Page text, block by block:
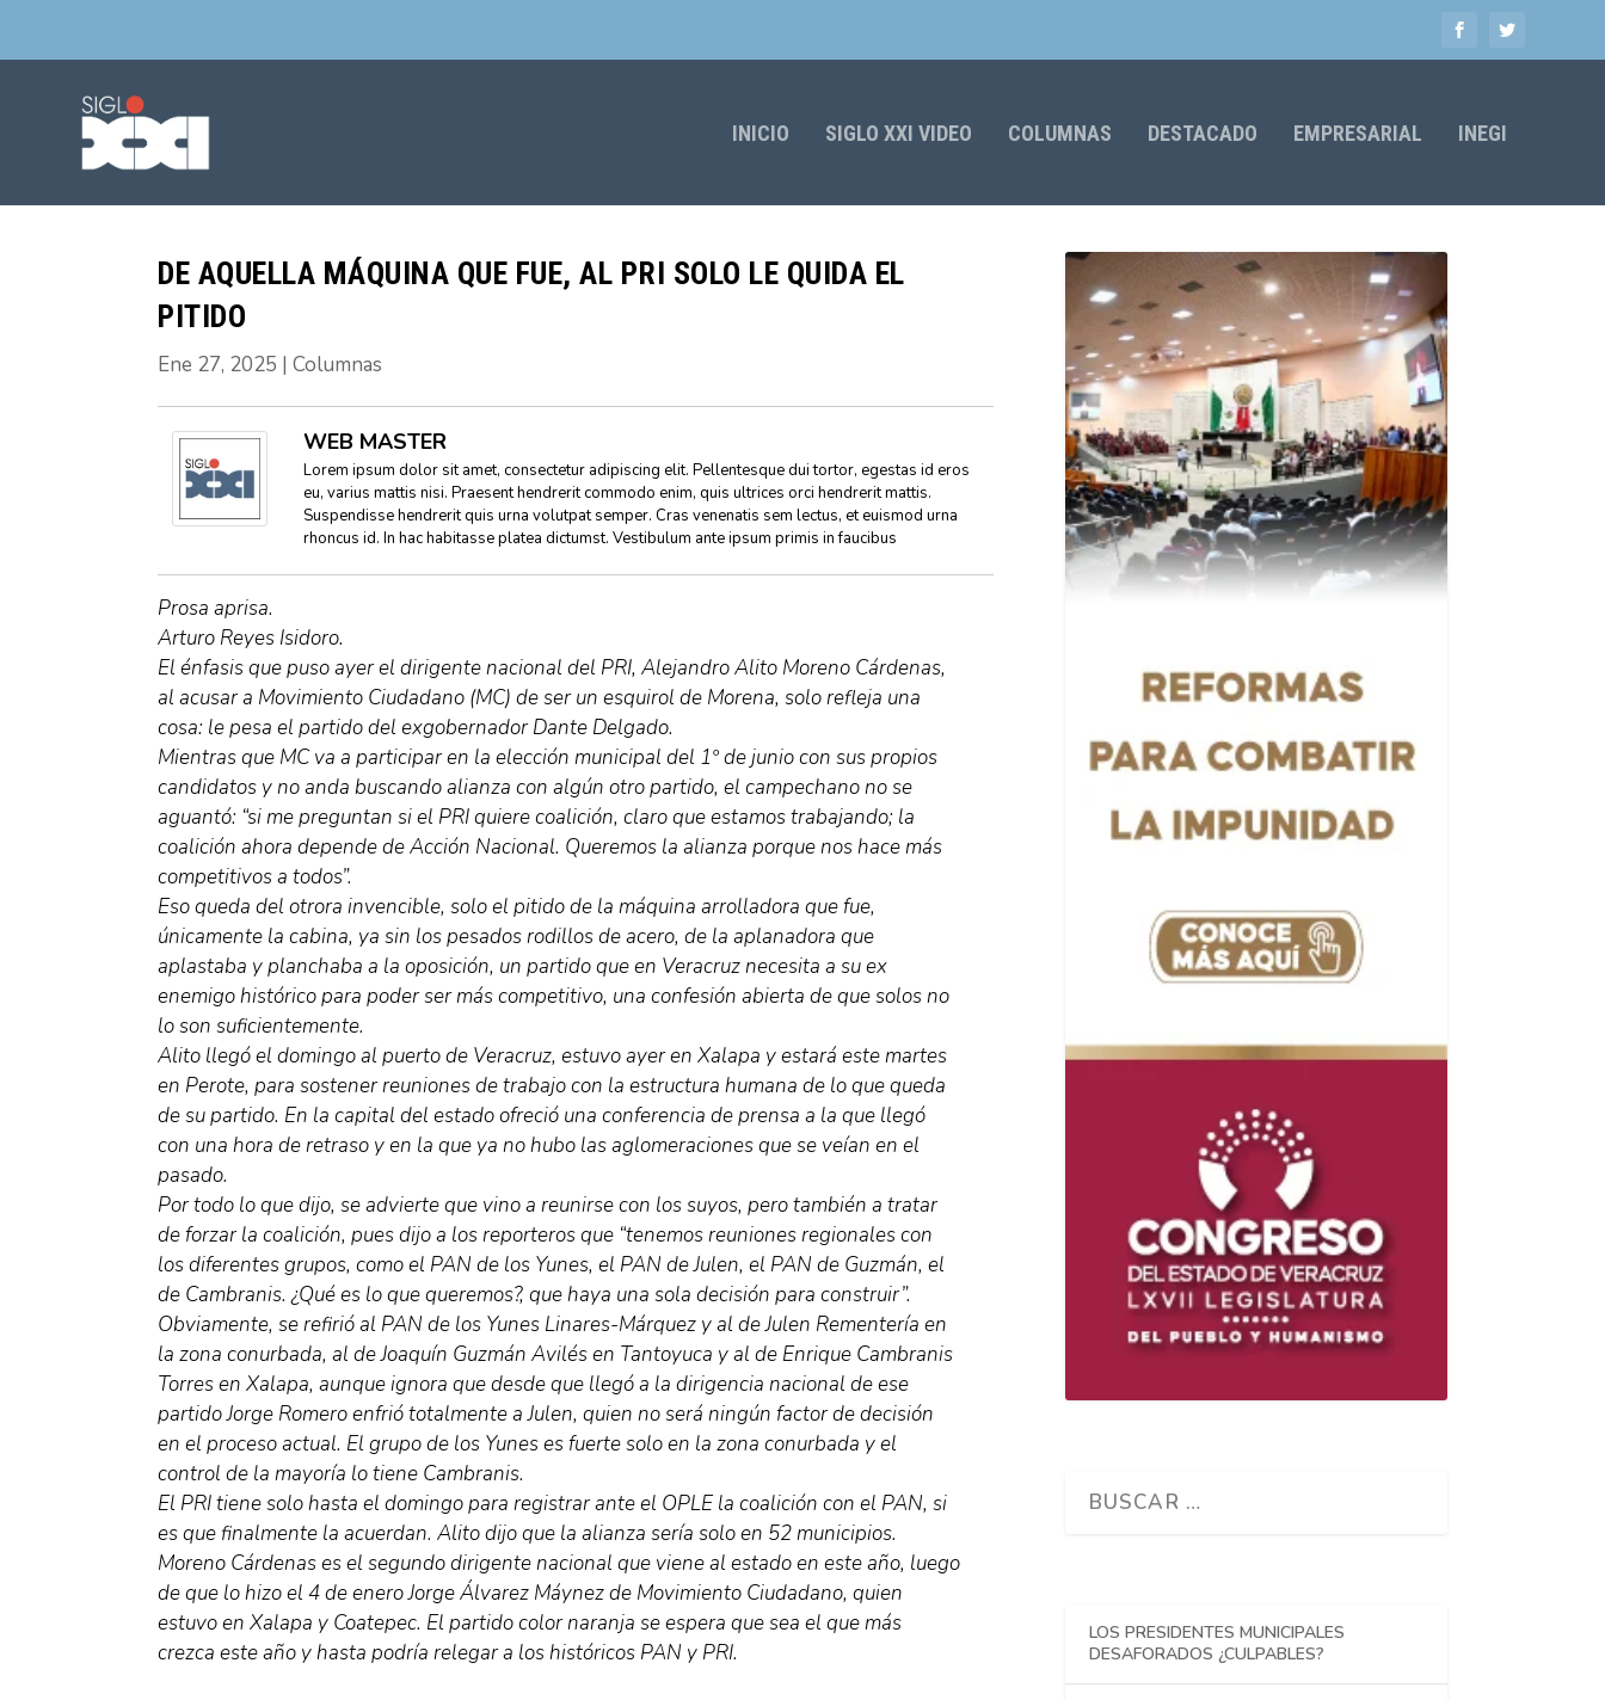
INICIO SIGLO XXI VIDEO COLUMNAS DESTACADO EMPRESARIAL INEGI
DE AQUELLA MÁQUINA QUE FUE, AL PRI SOLO LE QUIDA EL
PITIDO
Ene 27, 2025 | Columnas
WEB MASTER
Lorem ipsum dolor sit amet, consectetur adipiscing elit. Pellentesque dui tortor, egestas id eros
eu, varius mattis nisi. Praesent hendrerit commodo enim, quis ultrices orci hendrerit mattis.
Suspendisse hendrerit quis urna volutpat semper. Cras venenatis sem lectus, et euismod urna
rhoncus id. In hac habitasse platea dictumst. Vestibulum ante ipsum primis in faucibus
Prosa aprisa.
Arturo Reyes Isidoro.
El énfasis que puso ayer el dirigente nacional del PRI, Alejandro Alito Moreno Cárdenas,
al acusar a Movimiento Ciudadano (MC) de ser un esquirol de Morena, solo refleja una
cosa: le pesa el partido del exgobernador Dante Delgado.
Mientras que MC va a participar en la elección municipal del 1º de junio con sus propios
candidatos y no anda buscando alianza con algún otro partido, el campechano no se
aguantó: “si me preguntan si el PRI quiere coalición, claro que estamos trabajando; la
coalición ahora depende de Acción Nacional. Queremos la alianza porque nos hace más
competitivos a todos”.
Eso queda del otrora invencible, solo el pitido de la máquina arrolladora que fue,
únicamente la cabina, ya sin los pesados rodillos de acero, de la aplanadora que
aplastaba y planchaba a la oposición, un partido que en Veracruz necesita a su ex
enemigo histórico para poder ser más competitivo, una confesión abierta de que solos no
lo son suficientemente.
Alito llegó el domingo al puerto de Veracruz, estuvo ayer en Xalapa y estará este martes
en Perote, para sostener reuniones de trabajo con la estructura humana de lo que queda
de su partido. En la capital del estado ofreció una conferencia de prensa a la que llegó
con una hora de retraso y en la que ya no hubo las aglomeraciones que se veían en el
pasado.
Por todo lo que dijo, se advierte que vino a reunirse con los suyos, pero también a tratar
de forzar la coalición, pues dijo a los reporteros que “tenemos reuniones regionales con
los diferentes grupos, como el PAN de los Yunes, el PAN de Julen, el PAN de Guzmán, el
de Cambranis. ¿Qué es lo que queremos?, que haya una sola decisión para construir”.
Obviamente, se refirió al PAN de los Yunes Linares-Márquez y al de Julen Rementería en
la zona conurbada, al de Joaquín Guzmán Avilés en Tantoyuca y al de Enrique Cambranis
Torres en Xalapa, aunque ignora que desde que llegó a la dirigencia nacional de ese
partido Jorge Romero enfrió totalmente a Julen, quien no será ningún factor de decisión
en el proceso actual. El grupo de los Yunes es fuerte solo en la zona conurbada y el
control de la mayoría lo tiene Cambranis.
El PRI tiene solo hasta el domingo para registrar ante el OPLE la coalición con el PAN, si
es que finalmente la acuerdan. Alito dijo que la alianza sería solo en 52 municipios.
Moreno Cárdenas es el segundo dirigente nacional que viene al estado en este año, luego
de que lo hizo el 4 de enero Jorge Álvarez Máynez de Movimiento Ciudadano, quien
estuvo en Xalapa y Coatepec. El partido color naranja se espera que sea el que más
crezca este año y hasta podría relegar a los históricos PAN y PRI.
LOS PRESIDENTES MUNICIPALES
DESAFORADOS ¿CULPABLES?